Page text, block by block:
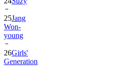
25Jang
Won-
young
26Girls'
Generation